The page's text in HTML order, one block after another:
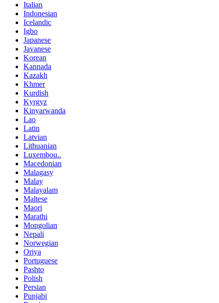
Italian
Indonesian
Icelandic
Igbo
Japanese
Javanese
Korean
Kannada
Kazakh
Khmer
Kurdish
Kyrgyz
Kinyarwanda
Lao
Latin
Latvian
Lithuanian
Luxembou..
Macedonian
Malagasy
Malay
Malayalam
Maltese
Maori
Marathi
Mongolian
Nepali
Norwegian
Oriya
Portuguese
Pashto
Polish
Persian
Punjabi